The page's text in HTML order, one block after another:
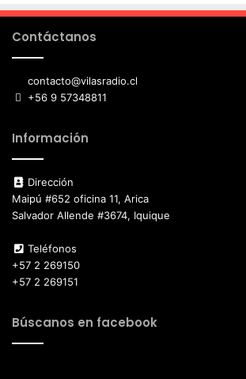
Contáctanos
contacto@vilasradio.cl
+56 9 57348811
Información
Dirección
Maipú #652 oficina 11, Arica
Salvador Allende #3674, Iquique
Teléfonos
+57 2 269150
+57 2 269151
Búscanos en facebook